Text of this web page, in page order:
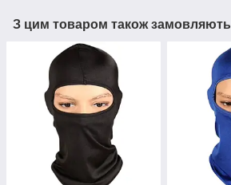
З цим товаром також замовляють